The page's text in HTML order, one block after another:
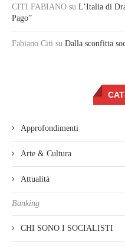
CITI FABIANO su L’Italia di
Pago”
Fabiano Citi su Dalla sconfitta
Approfondimenti
Arte & Cultura
Attualità
Banking
CHI SONO I SOCIALISTI